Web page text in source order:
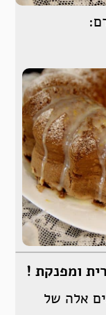
ומפנקת !
אלה של